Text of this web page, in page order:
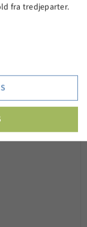
L80
fra tredjeparter.